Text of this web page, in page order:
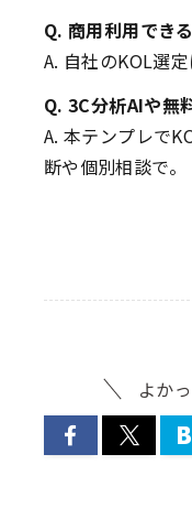
Q. 商用利用でき
A. 自社のKOL選
Q. 3C分析AIや無
A. 本テンプレで
断や個別相談で。
よか